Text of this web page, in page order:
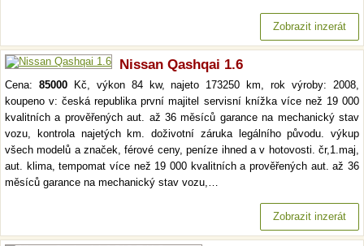
Zobrazit inzerát
Nissan Qashqai 1.6
Cena: 85000Kč, výkon 84 kw, najeto 173250 km, rok výroby: 2008,
koupeno v: česká republika první majitel servisní knížka více než 19 000
kvalitních a prověřených aut. až 36 měsíců garance na mechanický stav
vozu, kontrola najetých km. doživotní záruka legálního původu. výkup
všech modelů a značek, férové ceny, peníze ihned a v hotovosti. čr,1.maj,
aut. klima, tempomat více než 19 000 kvalitních a prověřených aut. až 36
měsíců garance na mechanický stav vozu,…
Zobrazit inzerát